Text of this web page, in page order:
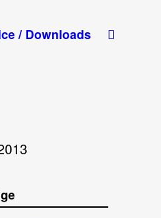
/ Downloads